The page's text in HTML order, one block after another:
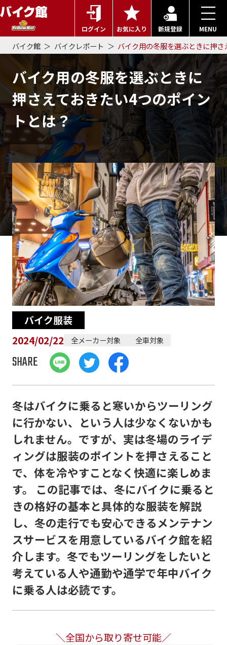
ログイン お気に入り 新規登録 MENU
バイク館 バイクレポート バイク用の冬服を選ぶときに押
バイク用の冬服を選ぶときに
押さえておきたい4つのポイン
トとは？
バイク服装
2024/02/22
全メーカー対象 全車対象
SHARE
冬はバイクに乗ると寒いからツーリング
に行かない、という人は少なくないかも
しれません。ですが、実は冬場のライデ
ィングは服装のポイントを押さえること
で、体を冷やすことなく快適に楽しめま
す。 この記事では、冬にバイクに乗ると
きの格好の基本と具体的な服装を解説
し、冬の走行でも安心できるメンテナン
スサービスを用意しているバイク館を紹
介します。冬でもツーリングをしたいと
考えている人や通勤や通学で年中バイク
に乗る人は必読です。
＼全国から取り寄せ可能／